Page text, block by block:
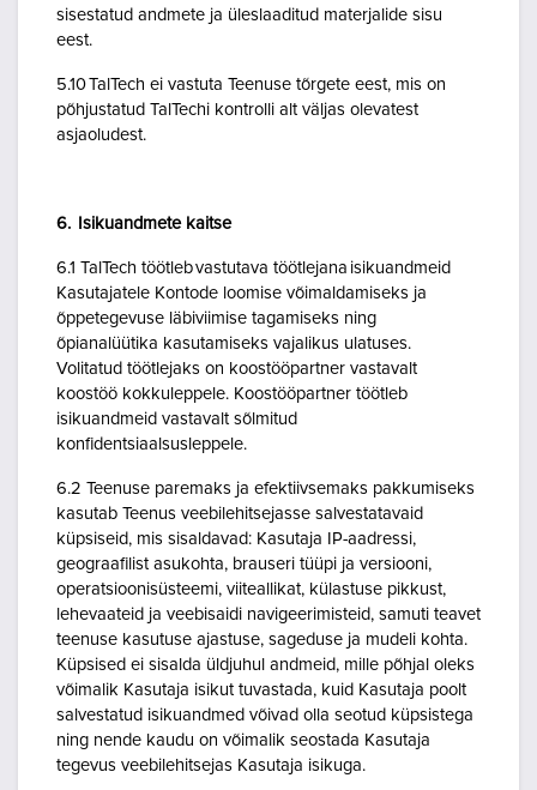
sisestatud andmete ja üleslaaditud materjalide sisu
eest.
5.10 TalTech ei vastuta Teenuse tõrgete eest, mis on
põhjustatud TalTechi kontrolli alt väljas olevatest
asjaoludest.
6. Isikuandmete kaitse
6.1 TalTech töötleb vastutava töötlejana isikuandmeid
Kasutajatele Kontode loomise võimaldamiseks ja
õppetegevuse läbiviimise tagamiseks ning
õpianalüütika kasutamiseks vajalikus ulatuses.
Volitatud töötlejaks on koostööpartner vastavalt
koostöö kokkuleppele. Koostööpartner töötleb
isikuandmeid vastavalt sõlmitud
konfidentsiaalsusleppele.
6.2 Teenuse paremaks ja efektiivsemaks pakkumiseks
kasutab Teenus veebilehitsejasse salvestatavaid
küpsiseid, mis sisaldavad: Kasutaja IP-aadressi,
geograafilist asukohta, brauseri tüüpi ja versiooni,
operatsioonisüsteemi, viiteallikat, külastuse pikkust,
lehevaateid ja veebisaidi navigeerimisteid, samuti teavet
teenuse kasutuse ajastuse, sageduse ja mudeli kohta.
Küpsised ei sisalda üldjuhul andmeid, mille põhjal oleks
võimalik Kasutaja isikut tuvastada, kuid Kasutaja poolt
salvestatud isikuandmed võivad olla seotud küpsistega
ning nende kaudu on võimalik seostada Kasutaja
tegevus veebilehitsejas Kasutaja isikuga.